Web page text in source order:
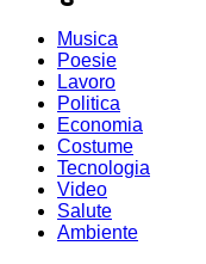
Musica
Poesie
Lavoro
Politica
Economia
Costume
Tecnologia
Video
Salute
Ambiente